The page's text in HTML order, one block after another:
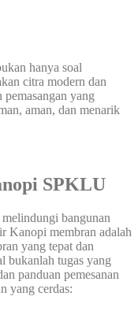
hanya soal
citra modern dan
yang
aman, dan menarik
SPKLU
bangunan
Kanopi membran adalah
yang tepat dan
bukanlah tugas yang
panduan pemesanan
yang cerdas: